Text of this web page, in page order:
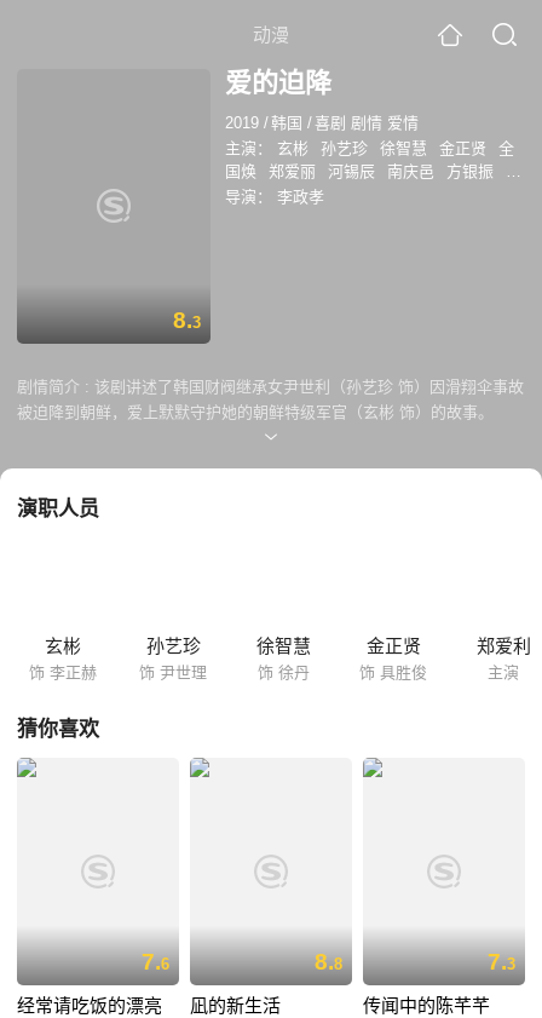
动漫
8.3
爱的迫降
2019 /韩国 /喜剧 剧情 爱情
主演：
玄彬 孙艺珍 徐智慧 金正贤
全
国焕
郑爱丽 河锡辰 南庆邑 方银振
黄
雨瑟惠
尹智敏
导演： 李政孝
剧情简介 : 该剧讲述了韩国财阀继承女尹世利（孙艺珍 饰）因滑翔伞事故
被迫降到朝鲜，爱上默默守护她的朝鲜特级军官（玄彬 饰）的故事。
演职人员
玄彬
饰 李正赫
孙艺珍
饰 尹世理
徐智慧
饰 徐丹
金正贤
饰 具胜俊
郑爱利
主演
猜你喜欢
7.6
经常请吃饭的漂亮
8.8
凪的新生活
7.3
传闻中的陈芊芊